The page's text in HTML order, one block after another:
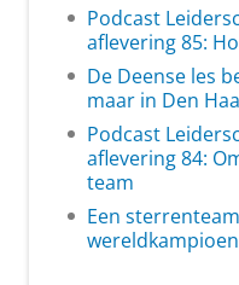
Podcast
aflevering 85:
De Deense les
maar in Den
Podcast
aflevering 84:
team
Een